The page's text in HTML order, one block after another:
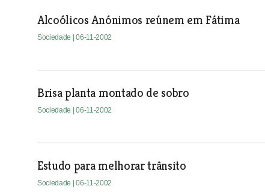
Alcoólicos Anónimos reúnem em Fátima
Sociedade | 06-11-2002
Brisa planta montado de sobro
Sociedade | 06-11-2002
Estudo para melhorar trânsito
Sociedade | 06-11-2002